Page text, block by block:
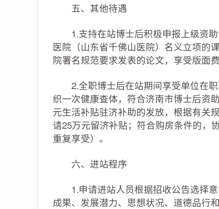
五、其他待遇
1.支持在站博士后积极申报上级资助
医院（山东省千佛山医院）名义立项的
院署名规范要求发表的论文，享受版面
2.全职博士后在站期间享受单位在职
织一次健康查体，符合济南市博士后资
元生活补贴驻济补助的发放，根据有关
请25万元留济补贴；符合购房条件的，
重复享受）。
六、进站程序
1.申请进站人员根据招收公告选择意
成果、发展潜力、思想状况、道德品行